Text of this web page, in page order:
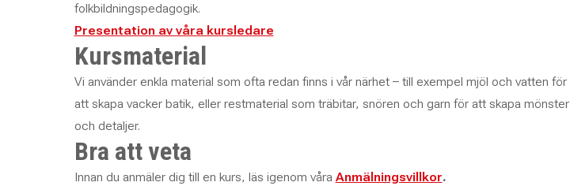
folkbildningspedagogik.
Presentation av våra kursledare
Kursmaterial
Vi använder enkla material som ofta redan finns i vår närhet – till exempel mjöl och vatten för
att skapa vacker batik, eller restmaterial som träbitar, snören och garn för att skapa mönster
och detaljer.
Bra att veta
Innan du anmäler dig till en kurs, läs igenom våra Anmälningsvillkor.